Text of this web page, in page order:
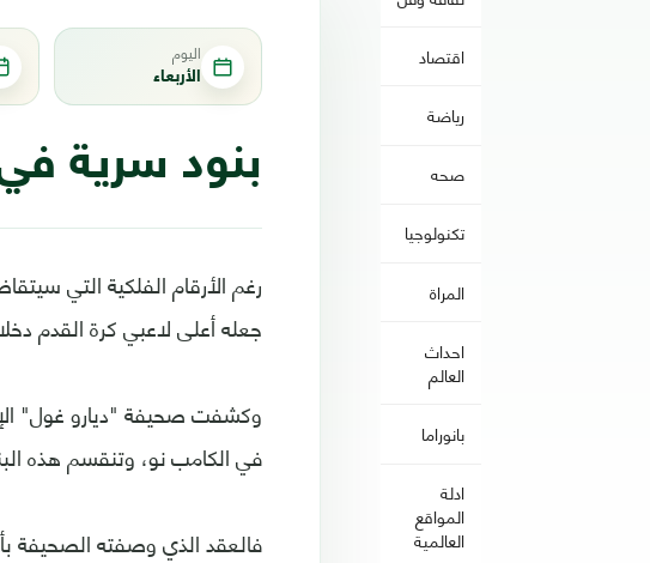
اقتصاد
رياضة
صحه
تكنولوجيا
المراة
احداث
العالم
بانوراما
ادلة
المواقع
العالمية
اليوم
الأربعاء
بنود سرية
رغم الأرقام الفلكية التي
جعله أعلى لاعبي كرة القدم
وكشفت صحيفة "ديارو غول"
في الكامب نو، وتنقسم هذه
فالعقد الذي وصفته الصحيفة